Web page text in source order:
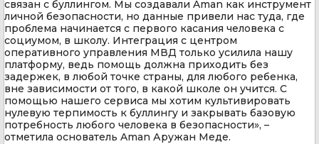
связан с буллингом. Мы создавали Aman как инструмент
личной безопасности, но данные привели нас туда, где
проблема начинается с первого касания человека с
социумом, в школу. Интеграция с центром
оперативного управления МВД только усилила нашу
платформу, ведь помощь должна приходить без
задержек, в любой точке страны, для любого ребенка,
вне зависимости от того, в какой школе он учится. С
помощью нашего сервиса мы хотим культивировать
нулевую терпимость к буллингу и закрывать базовую
потребность любого человека в безопасности», –
отметила основатель Aman Аружан Меде.